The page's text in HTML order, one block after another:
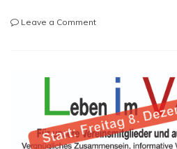
Leave a Commenton
LiVe-
Weihnachtlicher
Abend